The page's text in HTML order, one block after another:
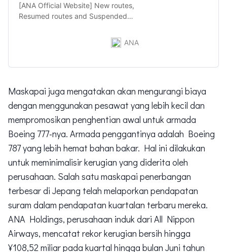
[ANA Official Website] New routes,
Resumed routes and Suspended
and prepare travel with ANA
Website. Reservation and purchase
ANA
Maskapai juga mengatakan akan mengurangi biaya
dengan menggunakan pesawat yang lebih kecil dan
mempromosikan penghentian awal untuk armada
Boeing 777-nya. Armada penggantinya adalah Boeing
787 yang lebih hemat bahan bakar. Hal ini dilakukan
untuk meminimalisir kerugian yang diderita oleh
perusahaan. Salah satu maskapai penerbangan
terbesar di Jepang telah melaporkan pendapatan
suram dalam pendapatan kuartalan terbaru mereka.
ANA Holdings, perusahaan induk dari All Nippon
Airways, mencatat rekor kerugian bersih hingga
¥108,52 miliar pada kuartal hingga bulan Juni tahun